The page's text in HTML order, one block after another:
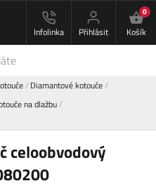
Infolinka Přihlásit
0
Košík
Diamantové kotouče
na dlažbu
celoobvodový